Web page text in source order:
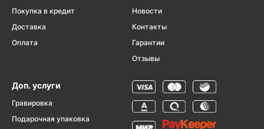
Покупка в кредит
Доставка
Оплата
Новости
Контакты
Гарантии
Отзывы
Доп. услуги
Гравировка
Подарочная упаковка